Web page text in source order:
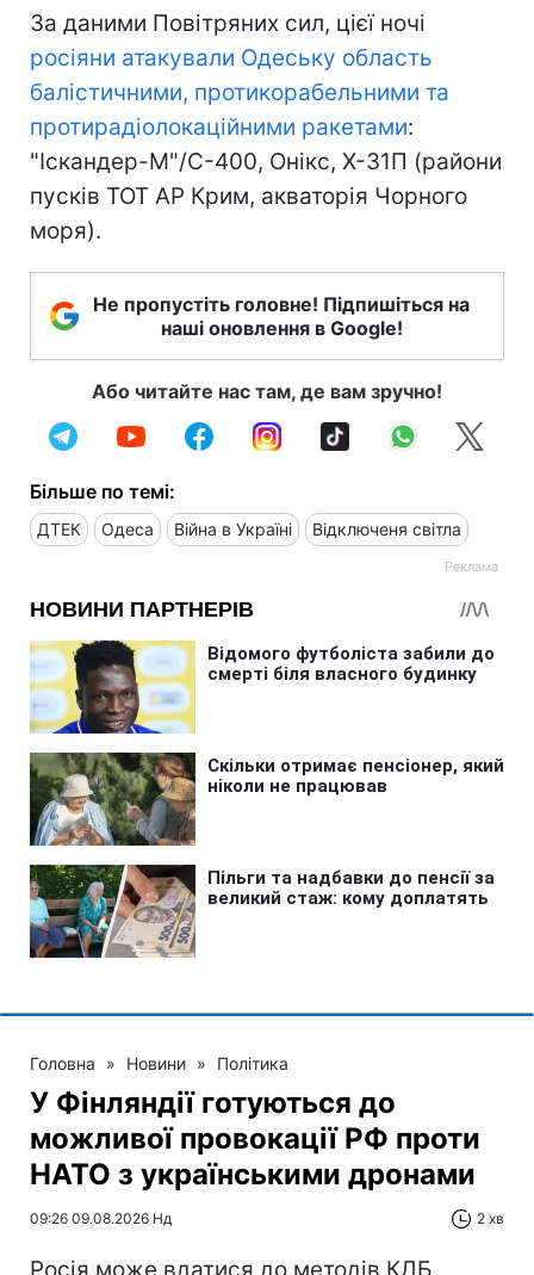
За даними Повітряних сил, цієї ночі
росіяни атакували Одеську область
балістичними, протикорабельними та
протирадіолокаційними ракетами:
"Іскандер-М"/С-400, Онікс, Х-31П (райони
пусків ТОТ АР Крим, акваторія Чорного
моря).
Не пропустіть головне! Підпишіться на
наші оновлення в Google!
Або читайте нас там, де вам зручно!
Більше по темі:
ДТЕК Одеса Війна в Україні Відключеня світла
Головна » Новини » Політика
У Фінляндії готуються до
можливої провокації РФ проти
НАТО з українськими дронами
09:26 09.08.2026 Нд 2 хв